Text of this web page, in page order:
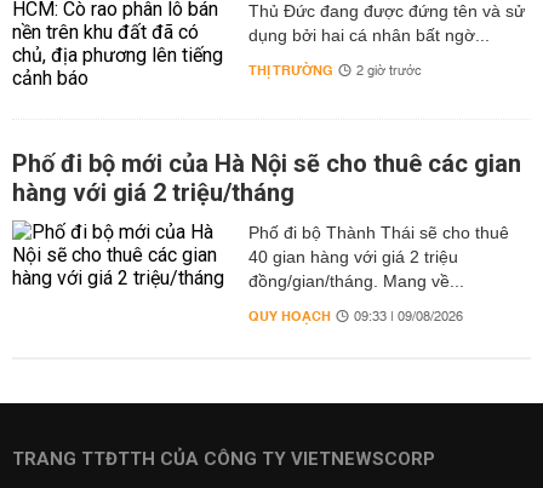
Thủ Đức đang được đứng tên và sử
dụng bởi hai cá nhân bất ngờ...
THỊ TRƯỜNG 2 giờ trước
Phố đi bộ mới của Hà Nội sẽ cho thuê các gian
hàng với giá 2 triệu/tháng
Phố đi bộ Thành Thái sẽ cho thuê
40 gian hàng với giá 2 triệu
đồng/gian/tháng. Mang về...
QUY HOẠCH 09:33 | 09/08/2026
TRANG TTĐTTH CỦA CÔNG TY VIETNEWSCORP